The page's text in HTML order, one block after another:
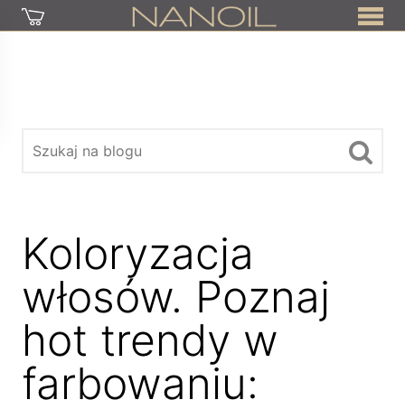
Koloryzacja
włosów. Poznaj
hot trendy w
farbowaniu: